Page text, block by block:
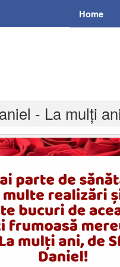
Home
- La mulți